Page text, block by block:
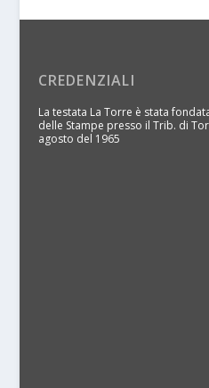
CREDENZIALI
La testata La Torre è stata
delle Stampe presso il Trib. di
agosto del 1965